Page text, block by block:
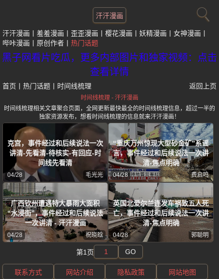
汗汗漫画
汗汗漫画 羞羞漫画 歪歪漫画 樱花漫画 妖精漫画
女神漫画
哔咔漫画
原创作者 热门话题
黑子网看片吃瓜，更多内部图片和独家视频：点击
查看详情
首页 热门话题 时间线梳理 返回上页
时间线梳理 - 汗汗漫画
时间线梳理相关文章聚合页面，全网更新最快最全的时间线梳理信息，超过一半的
独家资源发布，想看时间线梳理的信息就来汗汗漫画！
克宫，事件经过和后续说法一次
讲清-先看清-待核实-有回应-时
间线先看清
04/28 毛光光
“重庆万州惊现大型砂金矿”系谣
言，事件经过和后续说法一次讲
清-焦点明确
04/28 费启鸣
广西钦州遭遇特大暴雨大面积
“水浸街”，事件经过和后续说法
一次讲清 - 汗汗漫画
04/28 祝晓晗
英国北爱尔兰连发车祸致五人死
亡，事件经过和后续说法一次讲
清-焦点明确
04/28 郭聪明
第1页 GO
联系方式 网站介绍 隐私政策 网站地图